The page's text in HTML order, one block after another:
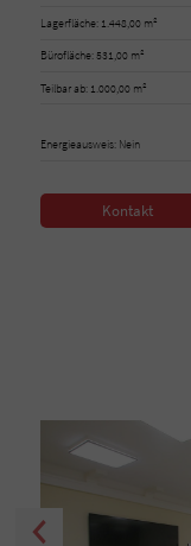
Lagerfläche: 1.448,00 m²
Bürofläche: 531,00 m²
Teilbar ab: 1.000,00 m²
Energieausweis: Nein
Kontakt